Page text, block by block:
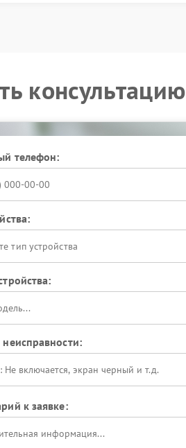
консультацию
телефон:
тип устройства
к заявке: